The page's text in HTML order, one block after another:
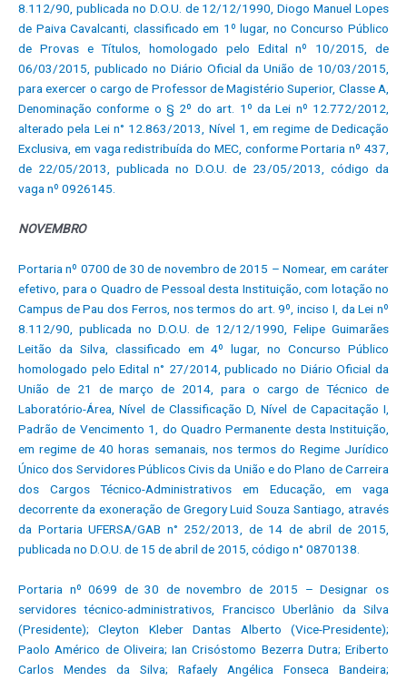
8.112/90, publicada no D.O.U. de 12/12/1990, Diogo Manuel Lopes
de Paiva Cavalcanti, classificado em 1º lugar, no Concurso Público
de Provas e Títulos, homologado pelo Edital nº 10/2015, de
06/03/2015, publicado no Diário Oficial da União de 10/03/2015,
para exercer o cargo de Professor de Magistério Superior, Classe A,
Denominação conforme o § 2º do art. 1º da Lei nº 12.772/2012,
alterado pela Lei n° 12.863/2013, Nível 1, em regime de Dedicação
Exclusiva, em vaga redistribuída do MEC, conforme Portaria nº 437,
de 22/05/2013, publicada no D.O.U. de 23/05/2013, código da
vaga nº 0926145.
NOVEMBRO
Portaria nº 0700 de 30 de novembro de 2015 – Nomear, em caráter
efetivo, para o Quadro de Pessoal desta Instituição, com lotação no
Campus de Pau dos Ferros, nos termos do art. 9º, inciso I, da Lei nº
8.112/90, publicada no D.O.U. de 12/12/1990, Felipe Guimarães
Leitão da Silva, classificado em 4º lugar, no Concurso Público
homologado pelo Edital n° 27/2014, publicado no Diário Oficial da
União de 21 de março de 2014, para o cargo de Técnico de
Laboratório-Área, Nível de Classificação D, Nível de Capacitação I,
Padrão de Vencimento 1, do Quadro Permanente desta Instituição,
em regime de 40 horas semanais, nos termos do Regime Jurídico
Único dos Servidores Públicos Civis da União e do Plano de Carreira
dos Cargos Técnico-Administrativos em Educação, em vaga
decorrente da exoneração de Gregory Luid Souza Santiago, através
da Portaria UFERSA/GAB n° 252/2013, de 14 de abril de 2015,
publicada no D.O.U. de 15 de abril de 2015, código n° 0870138.
Portaria nº 0699 de 30 de novembro de 2015 – Designar os
servidores técnico-administrativos, Francisco Uberlânio da Silva
(Presidente); Cleyton Kleber Dantas Alberto (Vice-Presidente);
Paolo Américo de Oliveira; Ian Crisóstomo Bezerra Dutra; Eriberto
Carlos Mendes da Silva; Rafaely Angélica Fonseca Bandeira;